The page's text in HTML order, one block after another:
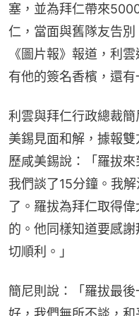
塞，並為拜仁帶來
仁，當面與舊隊友告
《圖片報》報道，利
有他的簽名香檳，還
利雲與拜仁行政總裁
美錫見面和解，據報
歷咸美錫說：「羅拔
我們談了15分鐘。我
了。羅拔為拜仁取得
的。他同樣知道要感
切順利。」
簡尼則說：「羅拔最